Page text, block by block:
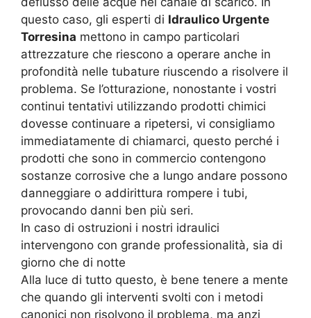
questo caso, gli esperti di Idraulico Urgente
Torresina mettono in campo particolari
attrezzature che riescono a operare anche in
profondità nelle tubature riuscendo a risolvere il
problema. Se l’otturazione, nonostante i vostri
continui tentativi utilizzando prodotti chimici
dovesse continuare a ripetersi, vi consigliamo
immediatamente di chiamarci, questo perché i
prodotti che sono in commercio contengono
sostanze corrosive che a lungo andare possono
danneggiare o addirittura rompere i tubi,
provocando danni ben più seri.
In caso di ostruzioni i nostri idraulici
intervengono con grande professionalità, sia di
giorno che di notte
Alla luce di tutto questo, è bene tenere a mente
che quando gli interventi svolti con i metodi
canonici non risolvono il problema, ma anzi